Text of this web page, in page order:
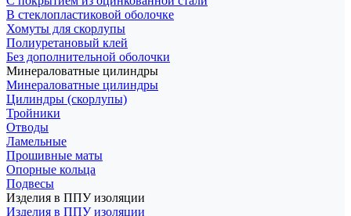
В стеклопластиковой оболочке
Хомуты для скорлупы
Полиуретановый клей
Без дополнительной оболочки
Минераловатные цилиндры
Минераловатные цилиндры
Цилиндры (скорлупы)
Тройники
Отводы
Ламельные
Прошивные маты
Опорные кольца
Подвесы
Изделия в ППУ изоляции
Изделия в ППУ изоляции